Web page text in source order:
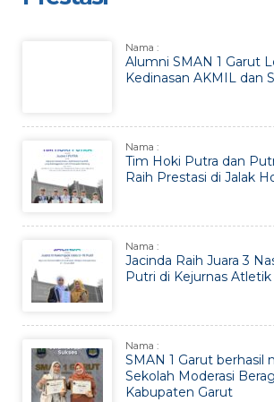
Nama :
Alumni SMAN 1 Garut
Kedinasan AKMIL dan
Nama :
Tim Hoki Putra dan
Raih Prestasi di Jalak
Nama :
Jacinda Raih Juara 3
Putri di Kejurnas Atletik
Nama :
SMAN 1 Garut berhasil
Sekolah Moderasi
Kabupaten Garut